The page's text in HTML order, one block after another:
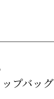
プバッグ